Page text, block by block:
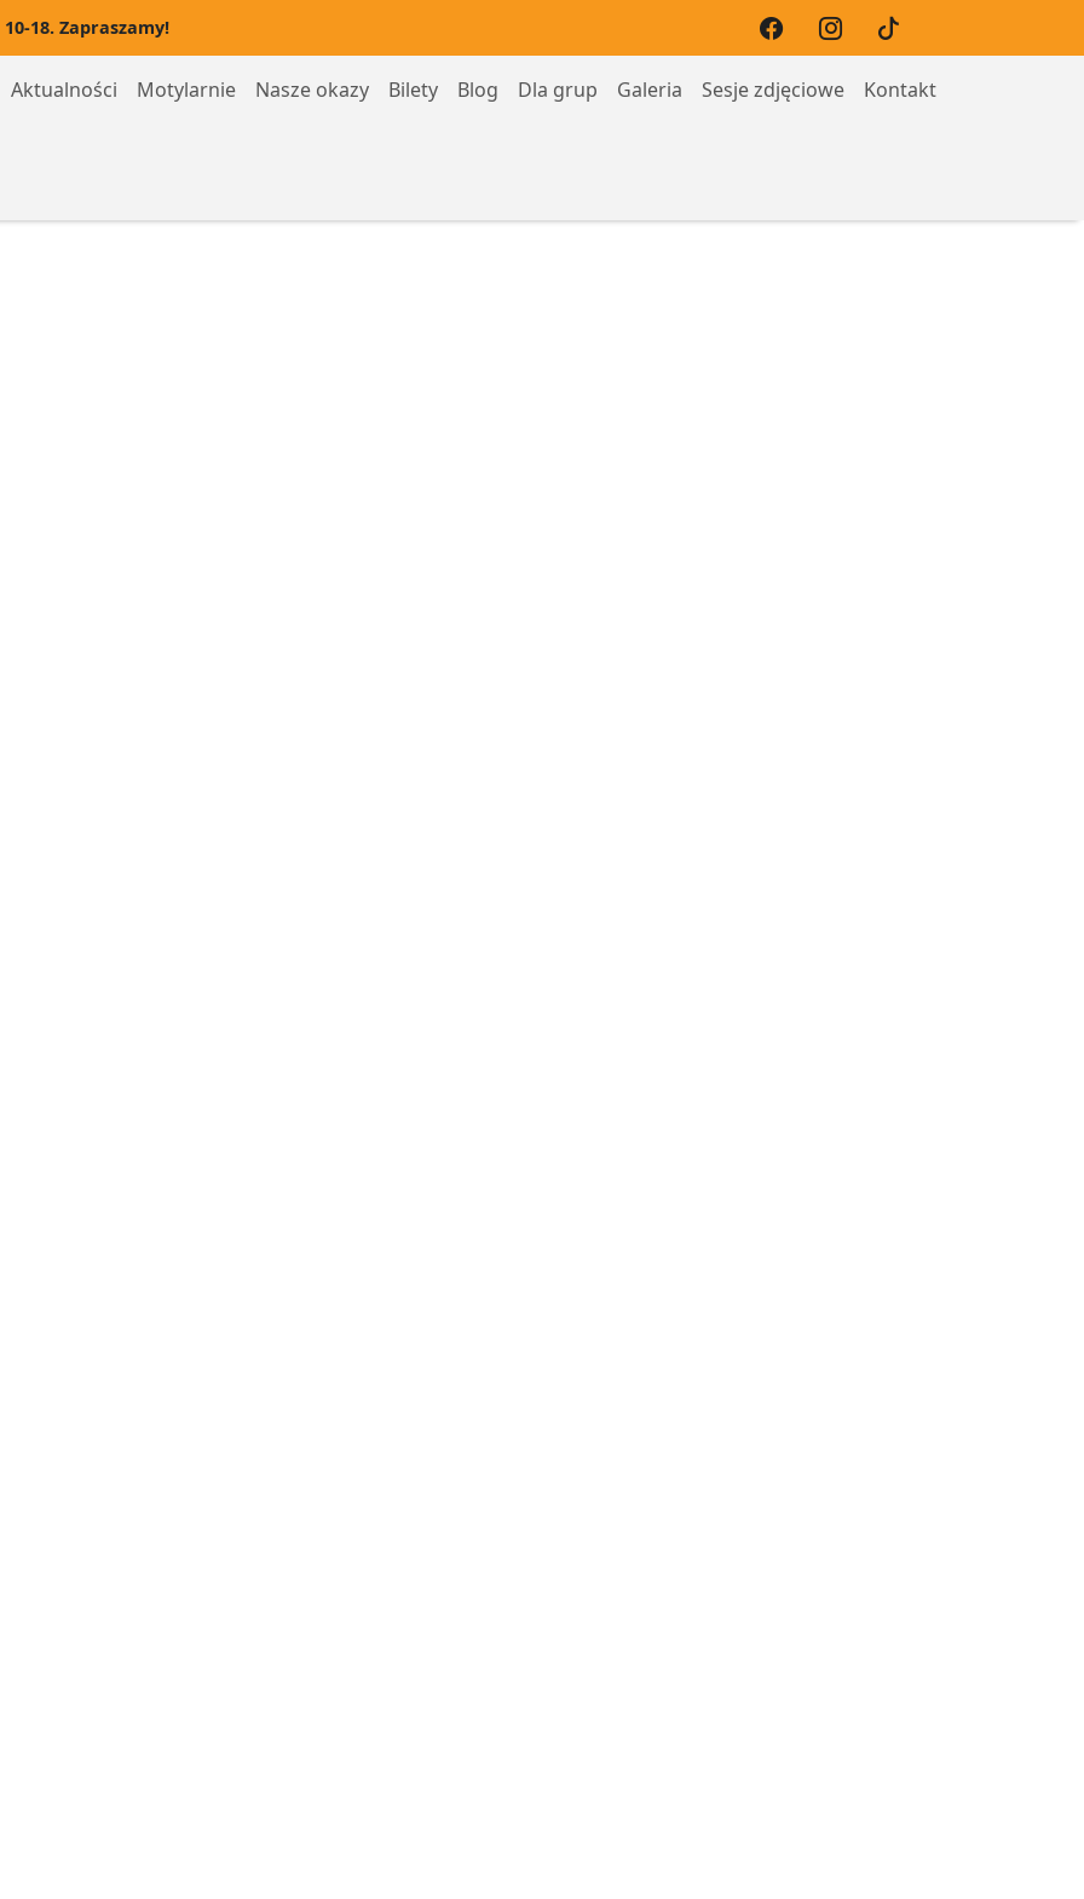
18. Zapraszamy!
Aktualności Motylarnie
Motylarnia Hel
Nasze okazy Bilety Blog Dla grup Galeria Sesje zdjęciowe Kontakt